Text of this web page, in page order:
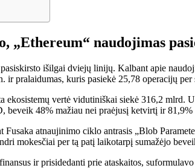
„Ethereum“ naudojimas
išilgai dviejų linijų. Kalbant apie
pralaidumas, kuris pasiekė 25,78 operacijų per
ekosistemų vertė vidutiniškai siekė 316,2
48% mažiau nei praėjusį ketvirtį ir 81,9%
atnaujinimo ciklo antrasis „Blob
mokesčiai per tą patį laikotarpį sumažėjo
ir prisidedanti prie ataskaitos,